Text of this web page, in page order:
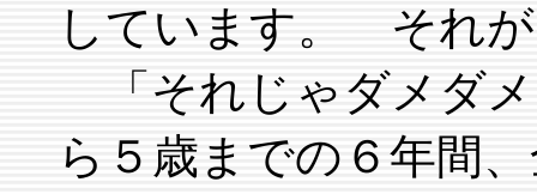
しています。 それ
「それじゃダメダ
ら５歳までの６年間